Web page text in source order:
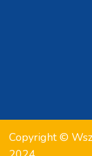
Copyright ©